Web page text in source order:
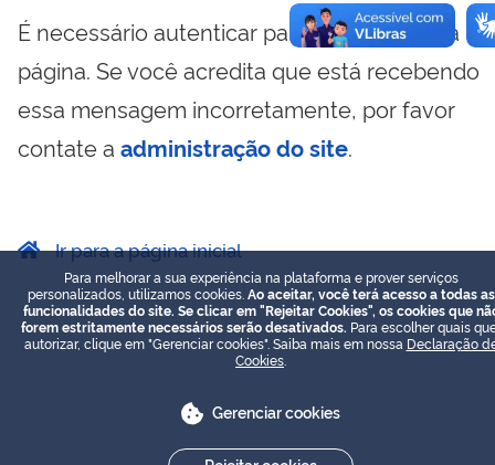
É necessário autenticar para visualizar essa
página. Se você acredita que está recebendo
essa mensagem incorretamente, por favor
contate a administração do site.
Ir para a página inicial
Para melhorar a sua experiência na plataforma e prover serviços
personalizados, utilizamos cookies. Ao aceitar, você terá acesso a todas as
funcionalidades do site. Se clicar em "Rejeitar Cookies", os cookies que
forem estritamente necessários serão desativados. Para escolher quais
autorizar, clique em "Gerenciar cookies". Saiba mais em nossa Declaração
Cookies
Gerenciar cookies